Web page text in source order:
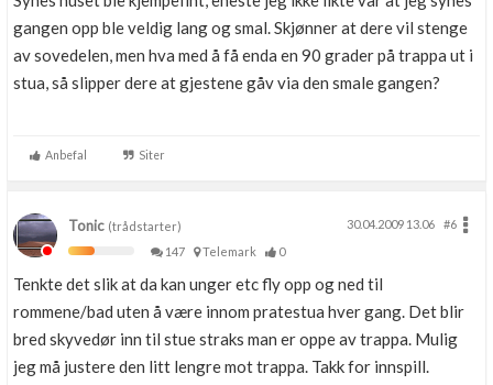
gangen opp ble veldig lang og smal. Skjønner at dere vil stenge
av sovedelen, men hva med å få enda en 90 grader på trappa ut i
stua, så slipper dere at gjestene gåv via den smale gangen?
Anbefal Siter
Tonic(trådstarter) 30.04.2009 13.06
#6
147
Telemark 0
Tenkte det slik at da kan unger etc fly opp og ned til
rommene/bad uten å være innom pratestua hver gang. Det blir
bred skyvedør inn til stue straks man er oppe av trappa. Mulig
jeg må justere den litt lengre mot trappa. Takk for innspill.